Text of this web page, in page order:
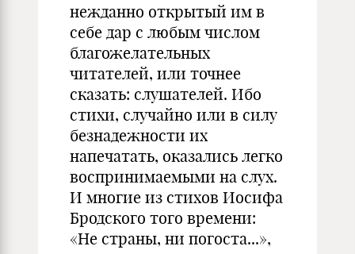
нежданно открытый им в
себе дар с любым числом
благожелательных
читателей, или точнее
сказать: слушателей. Ибо
стихи, случайно или в силу
безнадежности их
напечатать, оказались легко
воспринимаемыми на слух.
И многие из стихов Иосифа
Бродского того времени:
«Не страны, ни погоста...»,